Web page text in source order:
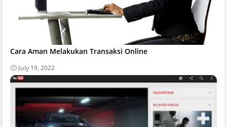
Cara Aman Melakukan Transaksi Online
July 19, 2022